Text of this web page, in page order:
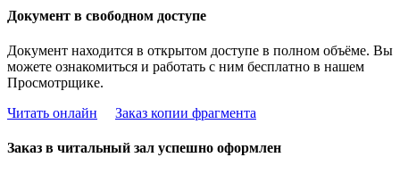
Документ в свободном доступе
Документ находится в открытом доступе в полном объёме. Вы
можете ознакомиться и работать с ним бесплатно в нашем
Просмотрщике.
Читать онлайн
Заказ копии фрагмента
Заказ в читальный зал успешно оформлен